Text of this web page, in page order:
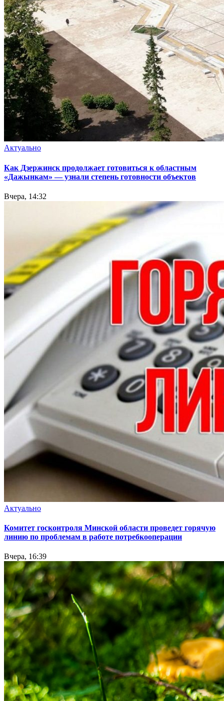
Актуально
Как Дзержинск продолжает готовиться к областным
«Дажынкам» — узнали степень готовности объектов
Вчера, 14:32
Актуально
Комитет госконтроля Минской области проведет горячую
линию по проблемам в работе потребкооперации
Вчера, 16:39